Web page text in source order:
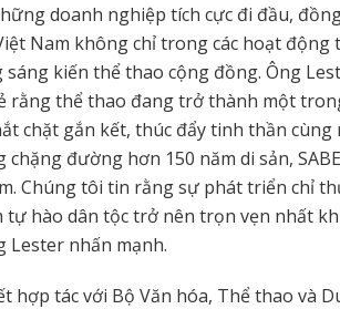
doanh nghiệp tích cực đi đầu,
Nam không chỉ trong các hoạt động
sáng kiến thể thao cộng đồng. Ông
rằng thể thao đang trở thành một
chặt gắn kết, thúc đẩy tinh thần cùng
đường hơn 150 năm di sản,
Chúng tôi tin rằng sự phát triển chỉ
tự hào dân tộc trở nên trọn vẹn nhất
Lester nhấn mạnh.
hợp tác với Bộ Văn hóa, Thể thao và